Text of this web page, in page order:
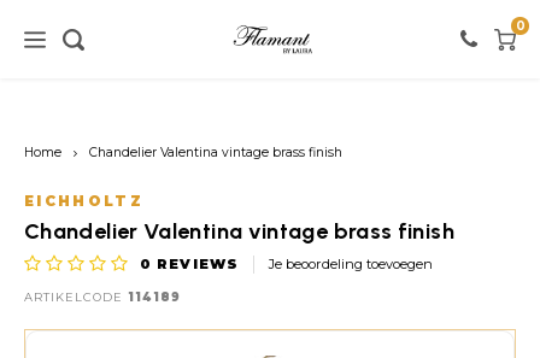
Verlichting
Vloerlampen
Tafellampen
Meubels
Kasten
Stoelen
Verf
Witte tinten
Roze tinten
0
Home Chandelier Valentina vintage brass finish
EICHHOLTZ
Chandelier Valentina vintage brass finish
0 REVIEWS Je beoordeling toevoegen
ARTIKELCODE 114189